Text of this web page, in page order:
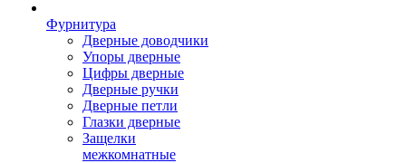
Фурнитура
Дверные доводчики
Упоры дверные
Цифры дверные
Дверные ручки
Дверные петли
Глазки дверные
Защелки
межкомнатные